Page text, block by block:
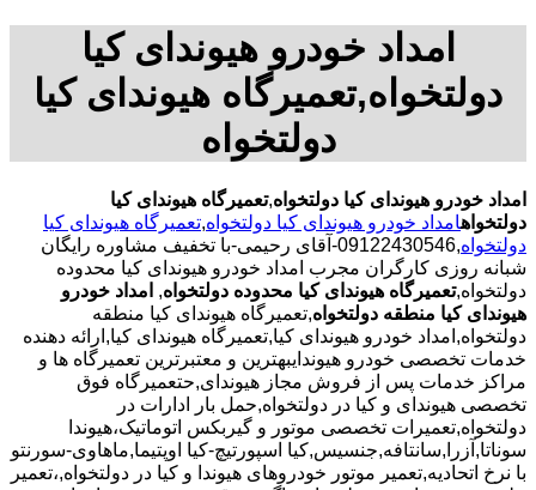
امداد خودرو هیوندای کیا
دولتخواه,تعمیرگاه هیوندای کیا
دولتخواه
امداد خودرو هیوندای کیا دولتخواه,تعمیرگاه هیوندای کیا
دولتخواهامداد خودرو هیوندای کیا دولتخواه,تعمیرگاه هیوندای کیا
دولتخواه
,09122430546-آقای رحیمی-با تخفیف مشاوره رایگان
شبانه روزی کارگران مجرب امداد خودرو هیوندای کیا محدوده
دولتخواه,تعمیرگاه هیوندای کیا محدوده دولتخواه, امداد خودرو
هیوندای کیا منطقه دولتخواه,تعمیرگاه هیوندای کیا منطقه
دولتخواه,امداد خودرو هیوندای کیا,تعمیرگاه هیوندای کیا,ارائه دهنده
خدمات تخصصی خودرو هیوندایبهترین و معتبرترین تعمیرگاه ها و
مراکز خدمات پس از فروش مجاز هیوندای,حتعمیرگاه فوق
تخصصی هیوندای و کیا در دولتخواه,حمل بار ادارات در
دولتخواه,تعمیرات تخصصی موتور و گیربکس اتوماتیک،هیوندا
سوناتا,آزرا,سانتافه,جنسیس,کیا اسپورتیچ-کیا اوپتیما‌,ماهاوی-سورنتو
با نرخ اتحادیه,تعمیر موتور خودروهای هیوندا و کیا در دولتخواه,،تعمیر